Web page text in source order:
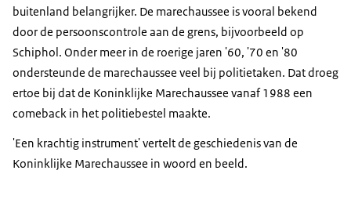
buitenland belangrijker. De marechaussee is vooral bekend
door de persoonscontrole aan de grens, bijvoorbeeld op
Schiphol. Onder meer in de roerige jaren '60, '70 en '80
ondersteunde de marechaussee veel bij politietaken. Dat droeg
ertoe bij dat de Koninklijke Marechaussee vanaf 1988 een
comeback in het politiebestel maakte.
'Een krachtig instrument' vertelt de geschiedenis van de
Koninklijke Marechaussee in woord en beeld.